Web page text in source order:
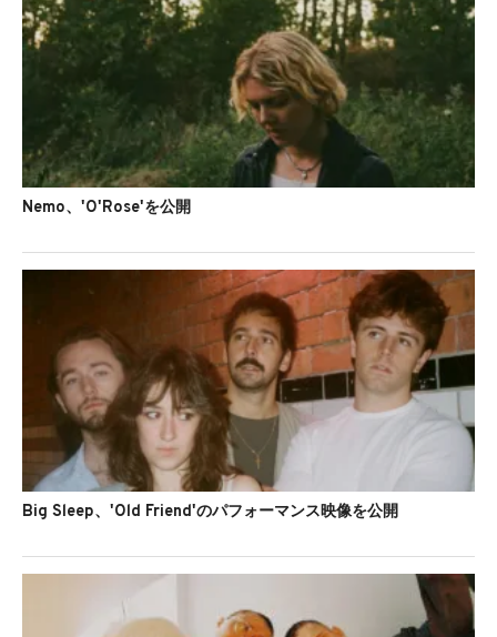
Nemo、'O'Rose'を公開
Big Sleep、'Old Friend'のパフォーマンス映像を公開